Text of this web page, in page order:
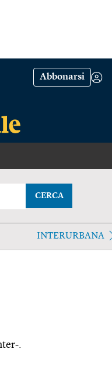
Abbonarsi
CERCA
INTERURBANA
.